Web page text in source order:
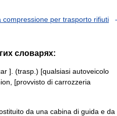
compressione per trasporto rifiuti
словарях:
]. (trasp.) [qualsiasi autoveicolo
[provvisto di carrozzeria
da una cabina di guida e da